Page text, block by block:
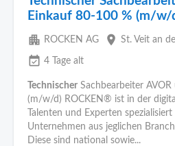
Einkauf 80-100 % (m/w/
apartment ROCKEN AG place St. Veit an
event_available 4 Tage alt
Technischer Sachbearbeiter
(m/w/d) ROCKEN® ist in der
Talenten und Experten
Unternehmen aus jeglichen
Diese sind national sowie...